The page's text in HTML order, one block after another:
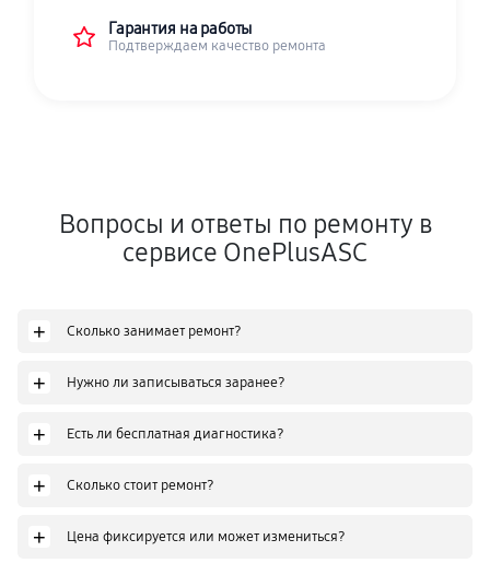
Гарантия на работы
Подтверждаем качество ремонта
Вопросы и ответы по ремонту в
сервисе OnePlusASC
+ Сколько занимает ремонт?
+ Нужно ли записываться заранее?
+ Есть ли бесплатная диагностика?
+ Сколько стоит ремонт?
+ Цена фиксируется или может измениться?